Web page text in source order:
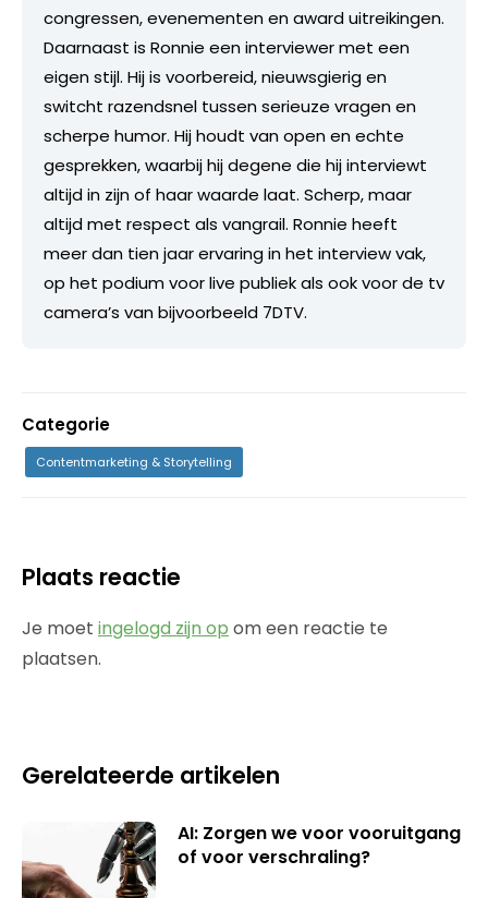
congressen, evenementen en award uitreikingen.
Daarnaast is Ronnie een interviewer met een
eigen stijl. Hij is voorbereid, nieuwsgierig en
switcht razendsnel tussen serieuze vragen en
scherpe humor. Hij houdt van open en echte
gesprekken, waarbij hij degene die hij interviewt
altijd in zijn of haar waarde laat. Scherp, maar
altijd met respect als vangrail. Ronnie heeft
meer dan tien jaar ervaring in het interview vak,
op het podium voor live publiek als ook voor de tv
camera’s van bijvoorbeeld 7DTV.
Categorie
Contentmarketing & Storytelling
Plaats reactie
Je moet ingelogd zijn op om een reactie te
plaatsen.
Gerelateerde artikelen
AI: Zorgen we voor vooruitgang
of voor verschraling?